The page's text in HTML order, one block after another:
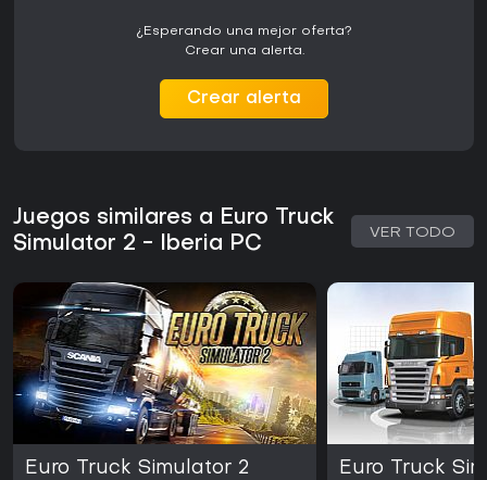
¿Esperando una mejor oferta?
Crear una alerta.
Crear alerta
Juegos similares a Euro Truck
Simulator 2 - Iberia PC
VER TODO
Euro Truck Simulator 2 Euro Truck